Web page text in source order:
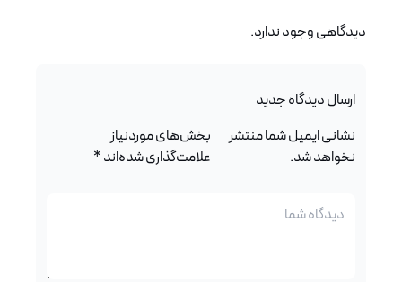
دیدگاهی وجود ندارد.
ارسال دیدگاه جدید
نشانی ایمیل شما منتشر
نخواهد شد.
بخش‌های موردنیاز
علامت‌گذاری شده‌اند*